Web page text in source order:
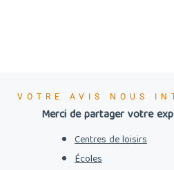
VOTRE AVIS NOUS
Merci de partager votre
Centres de loisirs
Écoles